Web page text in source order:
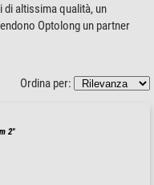
altissima qualità, un
Optolong un partner
Ordina per:
2"